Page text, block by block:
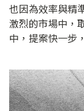
也因為效率與精
激烈的市場中，
中，提案快一步